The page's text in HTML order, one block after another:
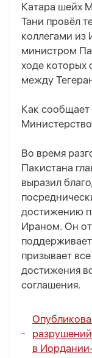
Катара шейх
Тани провёл
коллегами
министром
ходе которых
между
Как сообщает
Во время
Пакистана
выразил
достижению
Ираном. Он
призывает
достижения
соглашения.
в